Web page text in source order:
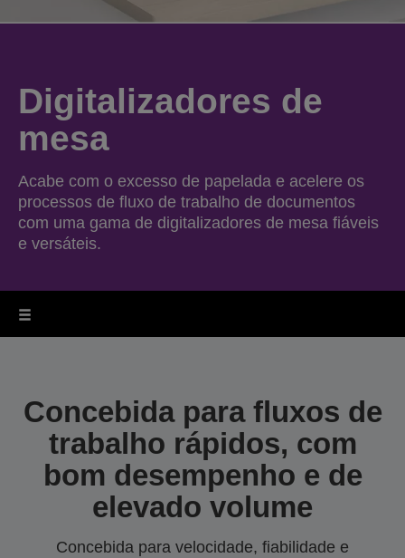
Digitalizadores de
mesa
Acabe com o excesso de papelada e acelere os
processos de fluxo de trabalho de documentos
com uma gama de digitalizadores de mesa fiáveis
e versáteis.
Concebida para fluxos de
trabalho rápidos, com
bom desempenho e de
elevado volume
Concebida para velocidade, fiabilidade e